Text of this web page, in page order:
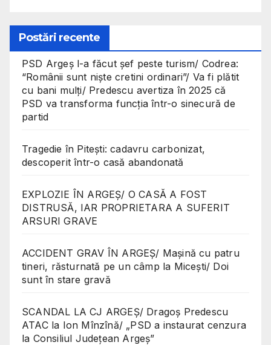
Postări recente
PSD Argeș l-a făcut șef peste turism/ Codrea:
“Românii sunt niște cretini ordinari”/ Va fi plătit
cu bani mulți/ Predescu avertiza în 2025 că
PSD va transforma funcția într-o sinecură de
partid
Tragedie în Pitești: cadavru carbonizat,
descoperit într-o casă abandonată
EXPLOZIE ÎN ARGEȘ/ O CASĂ A FOST
DISTRUSĂ, IAR PROPRIETARA A SUFERIT
ARSURI GRAVE
ACCIDENT GRAV ÎN ARGEȘ/ Mașină cu patru
tineri, răsturnată pe un câmp la Micești/ Doi
sunt în stare gravă
SCANDAL LA CJ ARGEȘ/ Dragoș Predescu
ATAC la Ion Mînzînă/ „PSD a instaurat cenzura
la Consiliul Județean Argeș”